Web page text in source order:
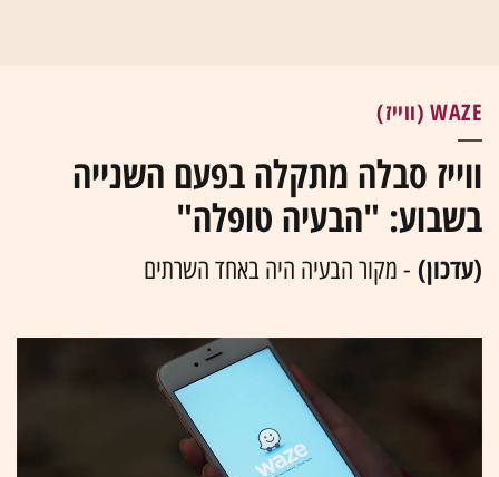
WAZE (ווייז)
ווייז סבלה מתקלה בפעם השנייה
בשבוע: "הבעיה טופלה"
(עדכון) - מקור הבעיה היה באחד השרתים